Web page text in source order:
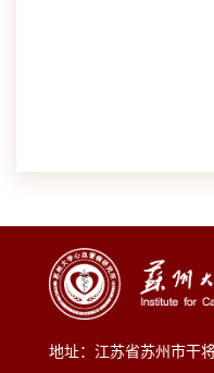
地址：江苏省苏州市干